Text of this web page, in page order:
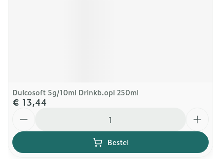
Dulcosoft 5g/10ml Drinkb.opl 250ml
€ 13,44
Bestel